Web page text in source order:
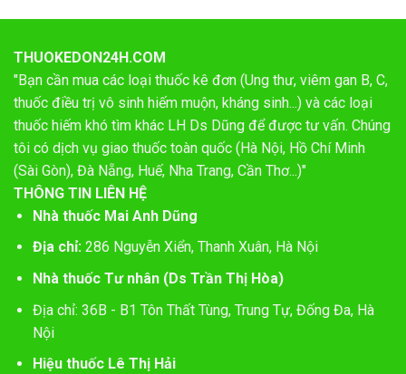
THUOKEDON24H.COM
"Bạn cần mua các loại thuốc kê đơn (Ung thư, viêm gan B, C,
thuốc điều trị vô sinh hiếm muộn, kháng sinh...) và các loại
thuốc hiếm khó tìm khác LH Ds Dũng để được tư vấn. Chúng
tôi có dịch vụ giao thuốc toàn quốc (Hà Nội, Hồ Chí Minh
(Sài Gòn), Đà Nẵng, Huế, Nha Trang, Cần Thơ...)"
THÔNG TIN LIÊN HỆ
Nhà thuốc Mai Anh Dũng
Địa chỉ:286 Nguyễn Xiển, Thanh Xuân, Hà Nội
Nhà thuốc Tư nhân (Ds Trần Thị Hòa)
Địa chỉ: 36B - B1 Tôn Thất Tùng, Trung Tự, Đống Đa, Hà
Nội
Hiệu thuốc Lê Thị Hải